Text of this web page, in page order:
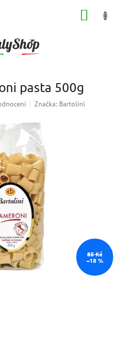
pasta 500g
Značka: Bartolini
85 Kč
–18 %